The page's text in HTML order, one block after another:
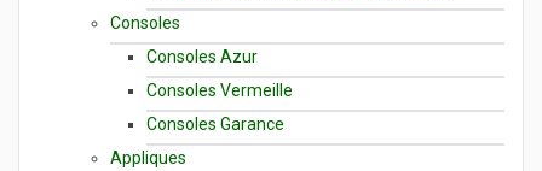
Consoles
Consoles Azur
Consoles Vermeille
Consoles Garance
Appliques